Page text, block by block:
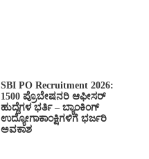
SBI PO Recruitment 2026:
1500 ಪ್ರೊಬೇಷನರಿ ಆಫೀಸರ್
ಹುದ್ದೆಗಳ ಭರ್ತಿ – ಬ್ಯಾಂಕಿಂಗ್
ಉದ್ಯೋಗಾಕಾಂಕ್ಷಿಗಳಿಗೆ ಭರ್ಜರಿ
ಅವಕಾಶ